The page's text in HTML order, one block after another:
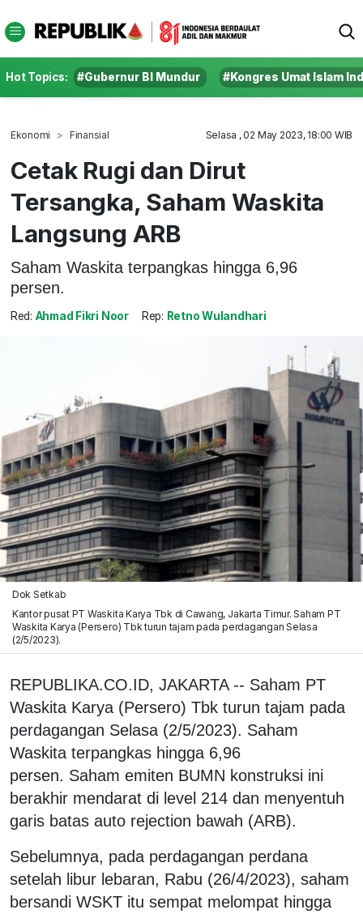
Hot Topics: #Gubernur BI Mundur #Kongres Umat Islam
Ekonomi Finansial Selasa , 02 May 2023, 18:00 WIB
Cetak Rugi dan Dirut
Tersangka, Saham Waskita
Langsung ARB
Saham Waskita terpangkas hingga 6,96
persen.
Red: Ahmad Fikri Noor Rep: Retno Wulandhari
Dok Setkab
Kantor pusat PT Waskita Karya Tbk di Cawang, Jakarta Timur. Saham PT
Waskita Karya (Persero) Tbk turun tajam pada perdagangan Selasa
(2/5/2023).
REPUBLIKA.CO.ID, JAKARTA -- Saham PT
Waskita Karya (Persero) Tbk turun tajam pada
perdagangan Selasa (2/5/2023). Saham
Waskita terpangkas hingga 6,96
persen. Saham emiten BUMN konstruksi ini
berakhir mendarat di level 214 dan menyentuh
garis batas auto rejection bawah (ARB).
Sebelumnya, pada perdagangan perdana
setelah libur lebaran, Rabu (26/4/2023), saham
bersandi WSKT itu sempat melompat hingga